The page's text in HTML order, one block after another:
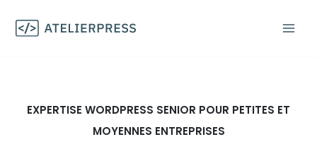
au
EXPERTISE WORDPRESS SENIOR POUR PETITES ET
MOYENNES ENTREPRISES